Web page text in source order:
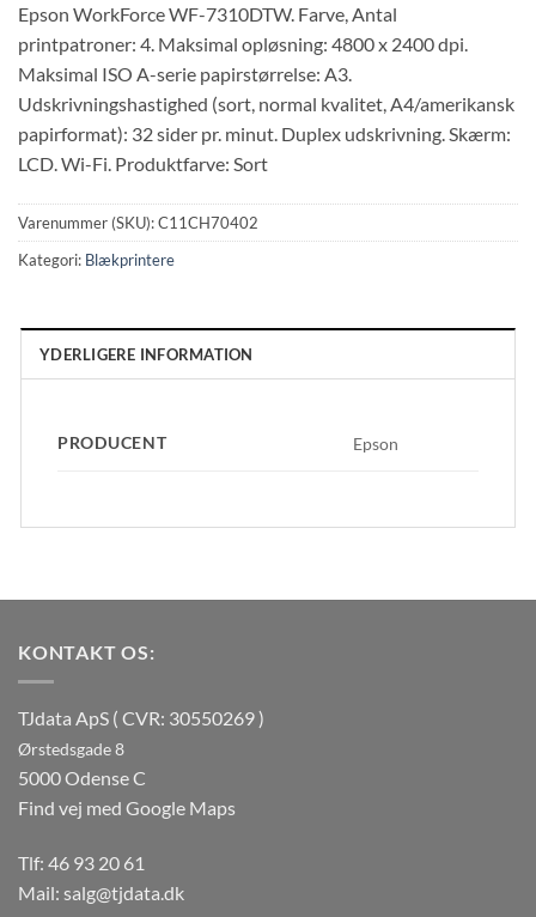
Epson WorkForce WF-7310DTW. Farve, Antal
printpatroner: 4. Maksimal opløsning: 4800 x 2400 dpi.
Maksimal ISO A-serie papirstørrelse: A3.
Udskrivningshastighed (sort, normal kvalitet, A4/amerikansk
papirformat): 32 sider pr. minut. Duplex udskrivning. Skærm:
LCD. Wi-Fi. Produktfarve: Sort
Varenummer (SKU):C11CH70402
Kategori: Blækprintere
YDERLIGERE INFORMATION
PRODUCENT Epson
KONTAKT OS:
TJdata ApS ( CVR: 30550269 )
Ørstedsgade 8
5000 Odense C
Find vej med Google Maps
Tlf: 46 93 20 61
Mail: salg@tjdata.dk